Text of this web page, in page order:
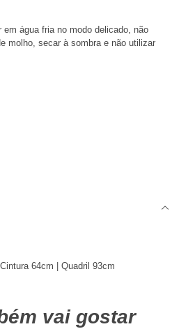
em água fria no modo delicado, não
molho, secar à sombra e não utilizar
64cm | Quadril 93cm
vai gostar